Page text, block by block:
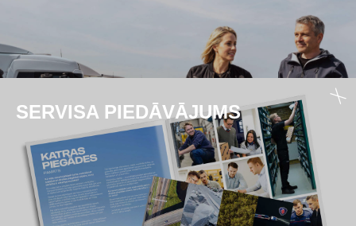
SERVISA PIEDĀVĀJUMS